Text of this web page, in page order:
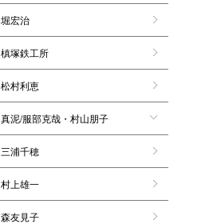
堀宏治
槙塚鉄工所
松村利恵
真泥/服部克哉・村山朋子
三浦千穂
村上雄一
森友見子